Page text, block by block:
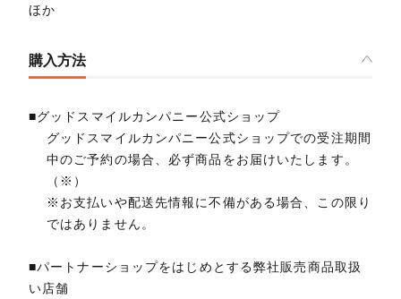
ほか
購入方法
■グッドスマイルカンパニー公式ショップ
グッドスマイルカンパニー公式ショップでの受注期間
中のご予約の場合、必ず商品をお届けいたします。
（※）
※お支払いや配送先情報に不備がある場合、この限り
ではありません。
■パートナーショップをはじめとする弊社販売商品取扱
い店舗